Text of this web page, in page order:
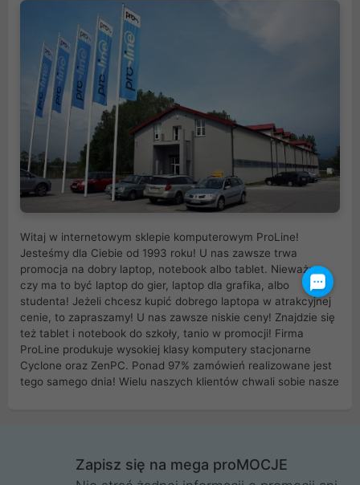
Witaj w internetowym sklepie komputerowym ProLine!
Jesteśmy dla Ciebie od 1993 roku! U nas zawsze trwa
promocja na dobry laptop, notebook albo tablet. Nieważne
czy ma to być laptop do gier, laptop dla grafika, albo
studenta! Jeżeli chcesz kupić dobrego laptopa w atrakcyjnej
cenie, to zapraszamy! U nas zawsze niskie ceny! Znajdzie się
też tablet i notebook do szkoły, tanio w promocji! Firma
ProLine produkuje wysokiej klasy komputery stacjonarne
Cyclone oraz ZenPC. Ponad 97% zamówień realizowane jest
tego samego dnia! Wielu naszych klientów chwali sobie nasze
Wrocław, Poznań, Legnica, Katowice, Gliwice, Kalisz, Bytom,
Trzebnica, Opole. Szybka i profesjonalna obsługa!
Zapisz się na mega proMOCJE